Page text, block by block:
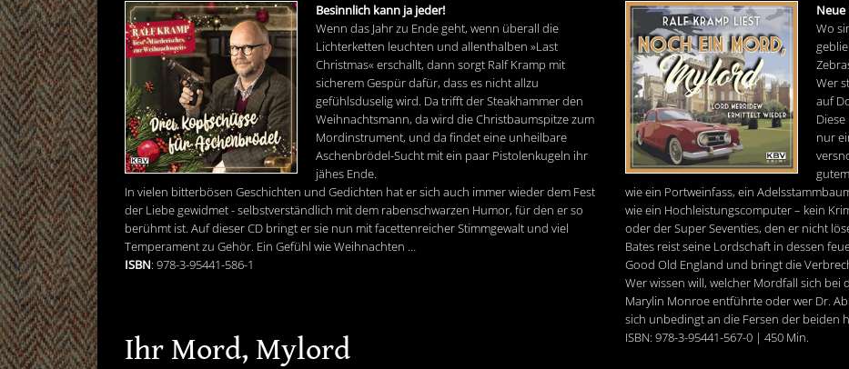
Besinnlich kann ja jeder!
Wenn das Jahr zu Ende geht, wenn überall die
Lichterketten leuchten und allenthalben »Last
Christmas« erschallt, dann sorgt Ralf Kramp mit
sicherem Gespür dafür, dass es nicht allzu
gefühlsduselig wird. Da trifft der Steakhammer den
Weihnachtsmann, da wird die Christbaumspitze zum
Mordinstrument, und da findet eine unheilbare
Aschenbrödel-Sucht mit ein paar Pistolenkugeln ihr
jähes Ende.
In vielen bitterbösen Geschichten und Gedichten hat er sich auch immer wieder dem Fest
der Liebe gewidmet - selbstverständlich mit dem rabenschwarzen Humor, für den er so
berühmt ist. Auf dieser CD bringt er sie nun mit facettenreicher Stimmgewalt und viel
Temperament zu Gehör. Ein Gefühl wie Weihnachten …
ISBN: 978-3-95441-586-1
Ihr Mord, Mylord
Neue
Wo
Wer
auf
nur
wie ein Portweinfass, ein
wie ein Hochleistungscomputer – kein
oder der Super Seventies, den er nicht
Bates reist seine Lordschaft in dessen
Good Old England und bringt die
Wer wissen will, welcher Mordfall sich bei
Marylin Monroe entführte oder wer Dr.
sich unbedingt an die Fersen der beiden
ISBN: 978-3-95441-567-0 | 450 Min.